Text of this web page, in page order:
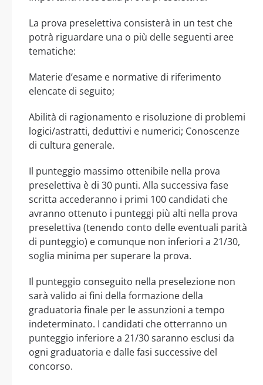
La prova preselettiva consisterà in un test che
potrà riguardare una o più delle seguenti aree
tematiche:
Materie d’esame e normative di riferimento
elencate di seguito;
Abilità di ragionamento e risoluzione di problemi
logici/astratti, deduttivi e numerici; Conoscenze
di cultura generale.
Il punteggio massimo ottenibile nella prova
preselettiva è di 30 punti. Alla successiva fase
scritta accederanno i primi 100 candidati che
avranno ottenuto i punteggi più alti nella prova
preselettiva (tenendo conto delle eventuali parità
di punteggio) e comunque non inferiori a 21/30,
soglia minima per superare la prova.
Il punteggio conseguito nella preselezione non
sarà valido ai fini della formazione della
graduatoria finale per le assunzioni a tempo
indeterminato. I candidati che otterranno un
punteggio inferiore a 21/30 saranno esclusi da
ogni graduatoria e dalle fasi successive del
concorso.